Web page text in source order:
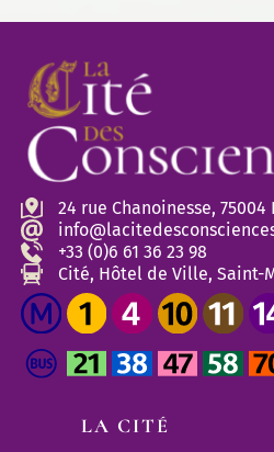
24 rue Chanoinesse, 75004
+33 (0)6 61 36 23 98
Cité, Hôtel de Ville, Saint-
LA CITÉ